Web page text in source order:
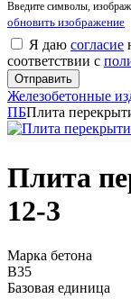
Введите символы,
обновить изображение
Я даю согласие
соответствии с
Железобетонные
ПБПлита
Плита
12-3
Марка бетона
B35
Базовая единица